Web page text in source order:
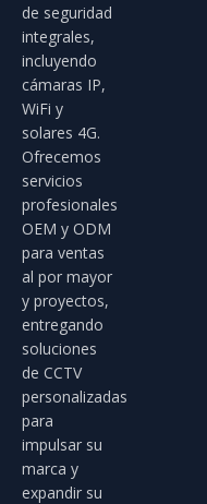
de seguridad
integrales,
incluyendo
cámaras IP,
WiFi y
solares 4G.
Ofrecemos
servicios
profesionales
OEM y ODM
para ventas
al por mayor
y proyectos,
entregando
soluciones
de CCTV
personalizadas
para
impulsar su
marca y
expandir su